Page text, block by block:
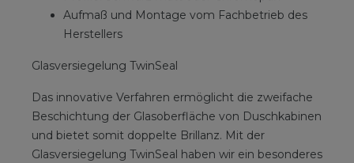
Aufmaß und Montage vom Fachbetrieb des
Herstellers
Glasversiegelung TwinSeal
Das innovative Verfahren ermöglicht die zweifache
Beschichtung der Glasoberfläche von Duschkabinen
und bietet somit doppelte Brillanz. Mit der
Glasversiegelung TwinSeal haben wir ein besonderes